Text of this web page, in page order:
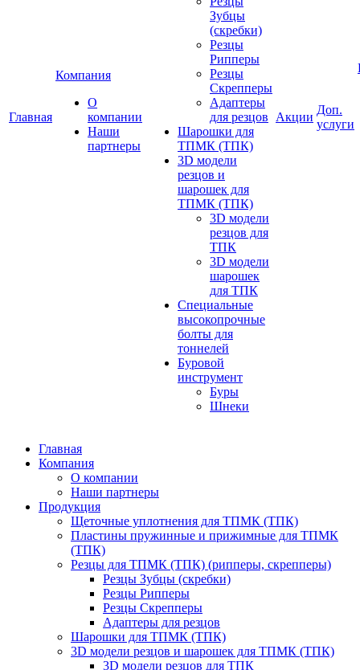
Главная
Компания
О
компании
Наши
партнеры
Зубцы
(скребки)
Резцы
Рипперы
Резцы
Скрепперы
Адаптеры
для резцов
Шарошки для
ТПМК (ТПК)
3D модели
резцов и
шарошек для
ТПМК (ТПК)
3D модели
резцов для
ТПК
3D модели
шарошек
для ТПК
Специальные
высокопрочные
болты для
тоннелей
Буровой
инструмент
Буры
Шнеки
Акции
Доп.
услуги
Главная
Компания
О компании
Наши партнеры
Продукция
Щеточные уплотнения для ТПМК (ТПК)
Пластины пружинные и прижимные для ТПМК
(ТПК)
Резцы для ТПМК (ТПК) (рипперы, скрепперы)
Резцы Зубцы (скребки)
Резцы Рипперы
Резцы Скрепперы
Адаптеры для резцов
Шарошки для ТПМК (ТПК)
3D модели резцов и шарошек для ТПМК (ТПК)
3D модели резцов для ТПК